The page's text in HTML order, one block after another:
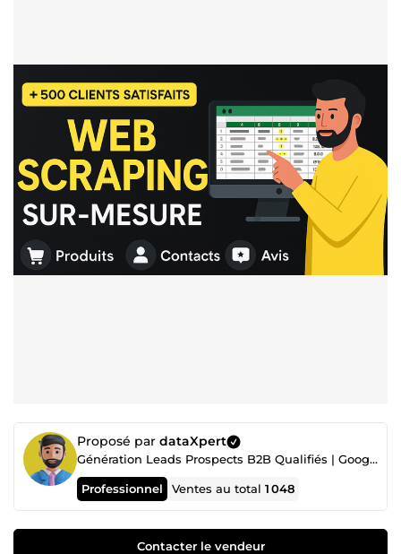
Proposé par dataXpert
Génération Leads Prospects B2B Qualifiés | Google Maps, Emailing, Extraction de Données, Scraping
Professionnel Ventes au total1 048
Contacter le vendeur